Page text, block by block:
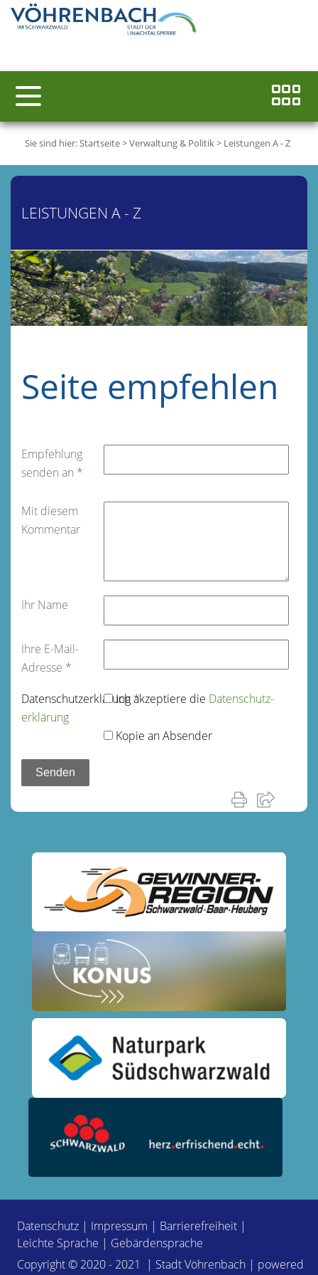
Sie sind hier:Startseite>Verwaltung & Politik> Leistungen A - Z
LEISTUNGEN A - Z
Seite empfehlen
Empfehlung
senden an *
Mit diesem
Kommentar
Ihr Name
Ihre E-Mail-
Adresse *
Datenschutz­erklärung*
Ich akzeptiere die Datenschutz­
erklärung
Kopie an Absender
Datenschutz | Impressum | Barrierefreiheit |
Leichte Sprache | Gebärdensprache
Copyright © 2020 - 2021 | Stadt Vöhrenbach | powered